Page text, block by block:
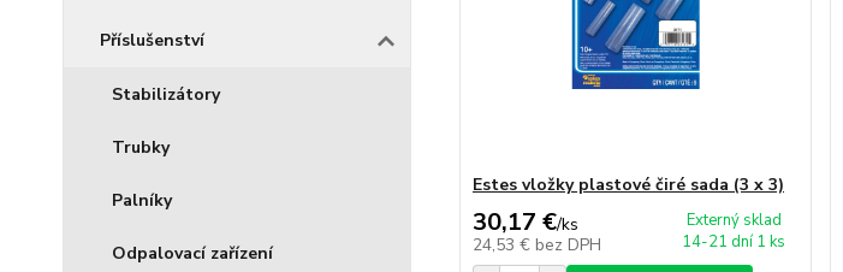
Příslušenství
Stabilizátory
Trubky
Palníky
Odpalovací zařízení
Estes vložky plastové čiré sada (3 x 3)
30,17 €/ks
24,53 € bez DPH
Externý sklad
14-21 dní 1 ks